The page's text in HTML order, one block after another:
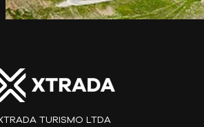
TURISMO LTDA